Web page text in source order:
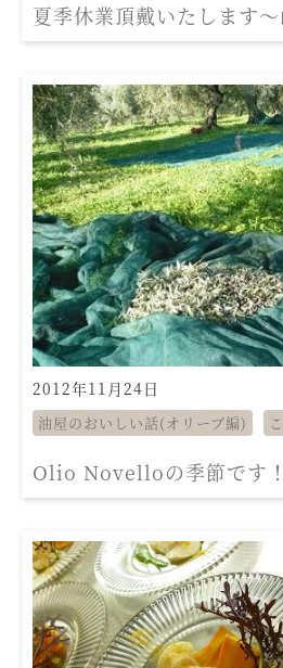
夏季休業頂戴いたします
2012年11月24日
油屋のおいしい話(オリーブ編)
Olio Novelloの季節です！